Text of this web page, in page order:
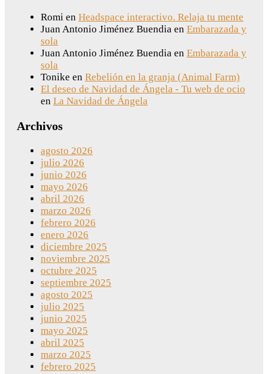
Romi en Headspace interactivo. Relaja tu mente
Juan Antonio Jiménez Buendia en Embarazada y
sola
Juan Antonio Jiménez Buendia en Embarazada y
sola
Tonike en Rebelión en la granja (Animal Farm)
El deseo de Navidad de Ángela - Tu web de ocio
en La Navidad de Ángela
Archivos
agosto 2026
julio 2026
junio 2026
mayo 2026
abril 2026
marzo 2026
febrero 2026
enero 2026
diciembre 2025
noviembre 2025
octubre 2025
septiembre 2025
agosto 2025
julio 2025
junio 2025
mayo 2025
abril 2025
marzo 2025
febrero 2025